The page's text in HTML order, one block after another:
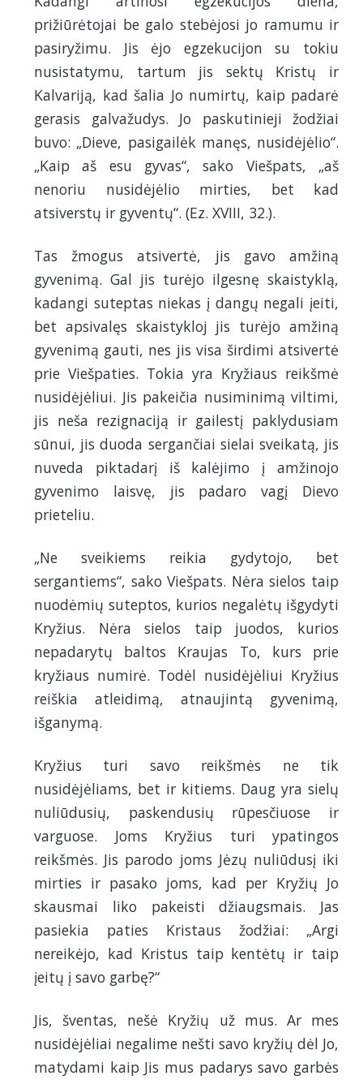
prižiūrėtojai be galo stebėjosi jo ramumu ir
pasiryžimu. Jis ėjo egzekucijon su tokiu
nusistatymu, tartum jis sektų Kristų ir
Kalvariją, kad šalia Jo numirtų, kaip padarė
gerasis galvažudys. Jo paskutinieji žodžiai
buvo: „Dieve, pasigailėk manęs, nusidėjėlio“.
„Kaip aš esu gyvas“, sako Viešpats, „aš
nenoriu nusidėjėlio mirties, bet kad
atsiverstų ir gyventų“. (Ez. XVIII, 32.).
Tas žmogus atsivertė, jis gavo amžiną
gyvenimą. Gal jis turėjo ilgesnę skaistyklą,
kadangi suteptas niekas į dangų negali įeiti,
bet apsivalęs skaistykloj jis turėjo amžiną
gyvenimą gauti, nes jis visa širdimi atsivertė
prie Viešpaties. Tokia yra Kryžiaus reikšmė
nusidėjėliui. Jis pakeičia nusiminimą viltimi,
jis neša rezignaciją ir gailestį paklydusiam
sūnui, jis duoda sergančiai sielai sveikatą, jis
nuveda piktadarį iš kalėjimo į amžinojo
gyvenimo laisvę, jis padaro vagį Dievo
prieteliu.
„Ne sveikiems reikia gydytojo, bet
sergantiems“, sako Viešpats. Nėra sielos taip
nuodėmių suteptos, kurios negalėtų išgydyti
Kryžius. Nėra sielos taip juodos, kurios
nepadarytų baltos Kraujas To, kurs prie
kryžiaus numirė. Todėl nusidėjėliui Kryžius
reiškia atleidimą, atnaujintą gyvenimą,
išganymą.
Kryžius turi savo reikšmės ne tik
nusidėjėliams, bet ir kitiems. Daug yra sielų
nuliūdusių, paskendusių rūpesčiuose ir
varguose. Joms Kryžius turi ypatingos
reikšmės. Jis parodo joms Jėzų nuliūdusį iki
mirties ir pasako joms, kad per Kryžių Jo
skausmai liko pakeisti džiaugsmais. Jas
pasiekia paties Kristaus žodžiai: „Argi
nereikėjo, kad Kristus taip kentėtų ir taip
įeitų į savo garbę?“
Jis, šventas, nešė Kryžių už mus. Ar mes
nusidėjėliai negalime nešti savo kryžių dėl Jo,
matydami kaip Jis mus padarys savo garbės